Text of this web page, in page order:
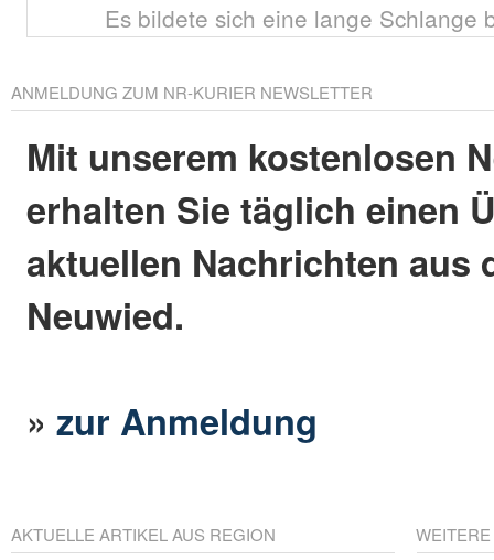
Es bildete sich eine lange Schlange
ANMELDUNG ZUM NR-KURIER NEWSLETTER
Mit unserem kostenlosen
erhalten Sie täglich einen
aktuellen Nachrichten aus
Neuwied.
»zur Anmeldung
AKTUELLE ARTIKEL AUS REGION